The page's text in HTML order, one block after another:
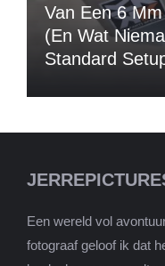
Van Een 6
(en Wat
Standard
Een wereld vol
fotograaf geloof ik dat